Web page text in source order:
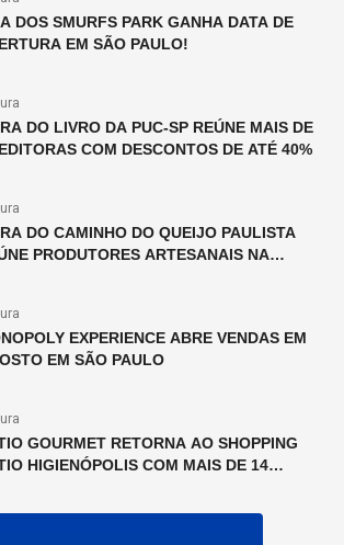
DOS SMURFS PARK GANHA DATA DE
EM SÃO PAULO!
DO LIVRO DA PUC-SP REÚNE MAIS DE
COM DESCONTOS DE ATÉ 40%
DO CAMINHO DO QUEIJO PAULISTA
PRODUTORES ARTESANAIS NA
EXPERIENCE ABRE VENDAS EM
EM SÃO PAULO
GOURMET RETORNA AO SHOPPING
HIGIENÓPOLIS COM MAIS DE 14